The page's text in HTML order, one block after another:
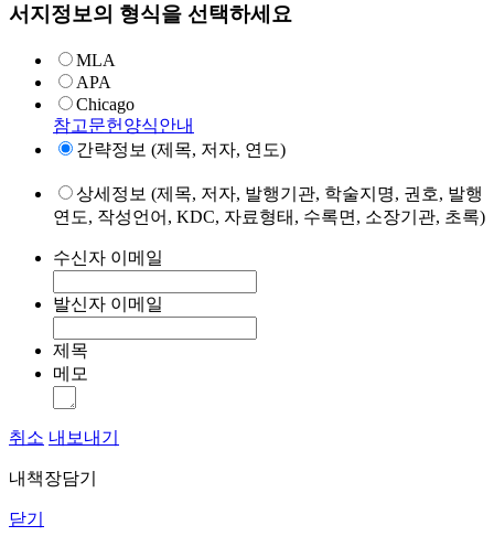
서지정보의 형식을 선택하세요
MLA
APA
Chicago
참고문헌양식안내
간략정보 (제목, 저자, 연도)
상세정보 (제목, 저자, 발행기관, 학술지명, 권호, 발행
연도, 작성언어, KDC, 자료형태, 수록면, 소장기관, 초록)
수신자 이메일
발신자 이메일
제목
메모
취소 내보내기
내책장담기
닫기